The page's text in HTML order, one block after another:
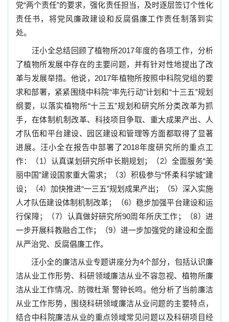
党“两个责任”的要求，强化责任担当，及时逐层签订个性化
责任书，将党风廉政建设和反腐倡廉工作责任制落到实
处。
汪小全总结回顾了植物所2017年度的各项工作，分析
了植物所发展中存在的主要问题，并有针对性地提出了改
革与发展举措。他说， 2017年植物所按照中科院党组的要
求和部署，紧紧围绕中科院“率先行动”计划和“十三五”规划
纲要，以落实植物所“十三五”规划和研究所分类改革为抓
手，在体制机制改革、科技项目争取、重大成果产出、人
才队伍和平台建设、园区建设和管理等方面都取得了显著
进展。汪小全在报告中部署了 2018年度研究所的重点工
作：（1） 认真谋划研究所中长期规划 ；（2）全面服务“美
丽中国”建设国家重大需求；（3） 积极参与“怀柔科学城”建
设；（4） 加快推进“一三五”规划成果产出；（5） 深入实施
人才队伍建设体制机制改革；（6） 稳步加强平台建设和运
行保障；（7） 认真做好研究所90周年所庆工作；（8）进
一步开展科教融合工作；（9） 进一步加强党的建设和全面
从严治党、反腐倡廉工作。
汪小全的廉洁从业专题讲座分为4个部分，包括认识廉
洁从业工作形势、科研领域廉洁从业不容忽视、植物所廉
洁从业工作情况、防微杜渐 警钟长鸣。他分析了当前廉洁
从业工作形势，围绕科研领域廉洁从业问题的主要特点，
结合中科院廉洁从业的重点领域常见问题以及科研项目经